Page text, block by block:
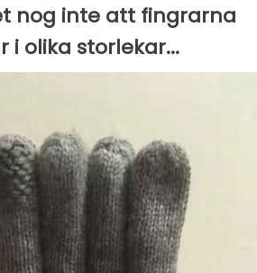
nog inte att fingrarna
i olika storlekar...